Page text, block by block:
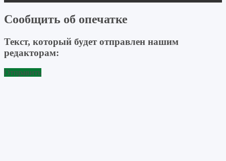
Сообщить об опечатке
Текст, который будет отправлен нашим
редакторам:
Отправить